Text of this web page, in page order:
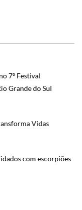
7º Festival
Grande do Sul
Vidas
com escorpiões